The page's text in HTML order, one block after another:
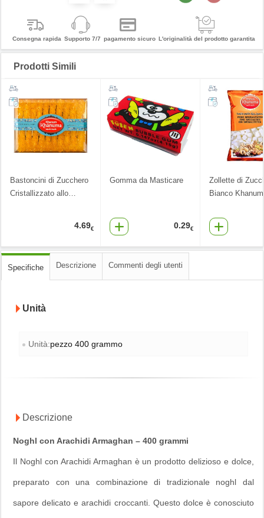
Consegna rapida Supporto 7/7 pagamento sicuro L'originalità del prodotto garantita
Prodotti Simili
Bastoncini di Zucchero
Cristallizzato allo…
4.69€
Gomma da Masticare
0.29€
Zollette di
Bianco Khanum
Specifiche Descrizione Commenti degli utenti
Unità
Unità:pezzo 400 grammo
Descrizione
Noghl con Arachidi Armaghan – 400 grammi
Il Noghl con Arachidi Armaghan è un prodotto delizioso e dolce,
preparato con una combinazione di tradizionale noghl dal
sapore delicato e arachidi croccanti. Questo dolce è conosciuto